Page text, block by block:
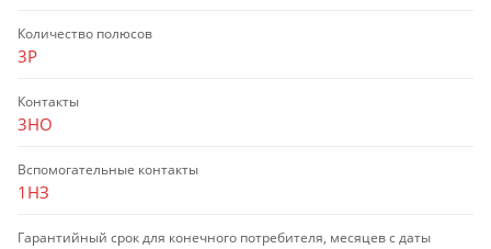
Количество полюсов
3P
Контакты
3НО
Вспомогательные контакты
1НЗ
Гарантийный срок для конечного потребителя, месяцев с даты